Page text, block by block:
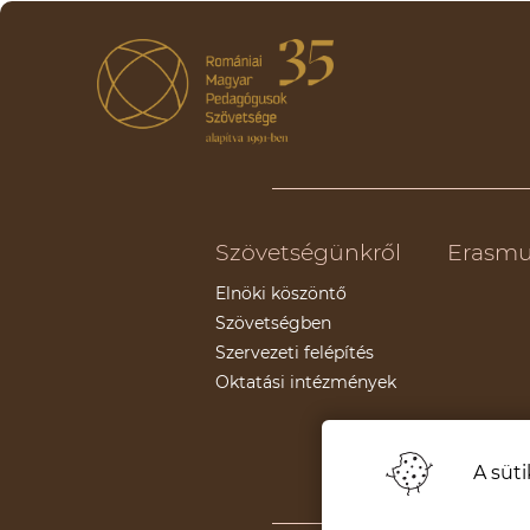
Szövetségünkről
Elnöki köszöntő
Szövetségben
Szervezeti felépítés
Oktatási intézmények
A